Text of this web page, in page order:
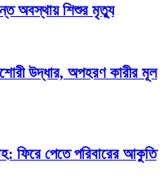
অবস্থায় শিশুর মৃত্যু
উদ্ধার, অপহরণ কারীর মূল
ফিরে পেতে পরিবারের আকুতি